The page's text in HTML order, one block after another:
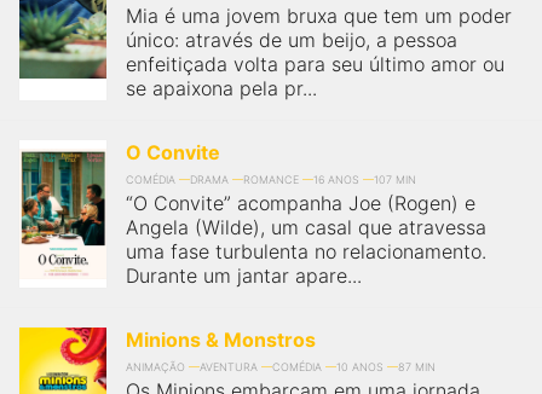
Mia é uma jovem bruxa que tem um poder
único: através de um beijo, a pessoa
enfeitiçada volta para seu último amor ou
se apaixona pela pr...
O Convite
COMÉDIA DRAMA ROMANCE 16 ANOS 107 MIN
“O Convite” acompanha Joe (Rogen) e
Angela (Wilde), um casal que atravessa
uma fase turbulenta no relacionamento.
Durante um jantar apare...
Minions & Monstros
ANIMAÇÃO AVENTURA COMÉDIA 10 ANOS 87 MIN